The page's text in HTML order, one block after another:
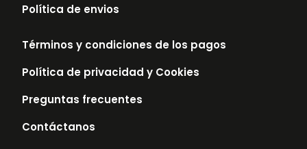
Política de envios
Términos y condiciones de los pagos
Política de privacidad y Cookies
Preguntas frecuentes
Contáctanos